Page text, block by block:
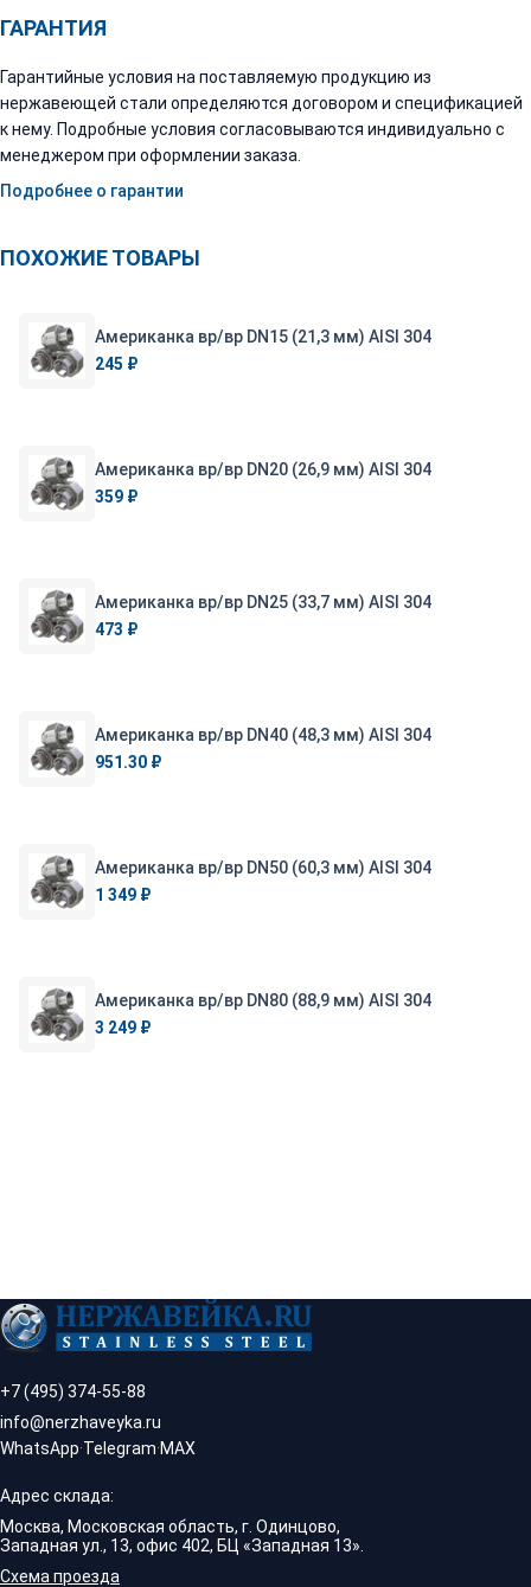
ГАРАНТИЯ
Гарантийные условия на поставляемую продукцию из
нержавеющей стали определяются договором и спецификацией
к нему. Подробные условия согласовываются индивидуально с
менеджером при оформлении заказа.
Подробнее о гарантии
ПОХОЖИЕ ТОВАРЫ
Американка вр/вр DN15 (21,3 мм) AISI 304
245 ₽
Американка вр/вр DN20 (26,9 мм) AISI 304
359 ₽
Американка вр/вр DN25 (33,7 мм) AISI 304
473 ₽
Американка вр/вр DN40 (48,3 мм) AISI 304
951.30 ₽
Американка вр/вр DN50 (60,3 мм) AISI 304
1 349 ₽
Американка вр/вр DN80 (88,9 мм) AISI 304
3 249 ₽
+7 (495) 374-55-88
info@nerzhaveyka.ru
WhatsApp·Telegram·MAX
Адрес склада:
Москва, Московская область, г. Одинцово,
Западная ул., 13, офис 402, БЦ «Западная 13».
Схема проезда